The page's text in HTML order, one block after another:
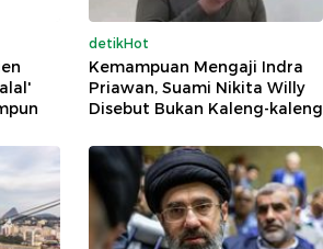
detikHot
Kemampuan Mengaji Indra
Priawan, Suami Nikita Willy
Disebut Bukan Kaleng-kaleng